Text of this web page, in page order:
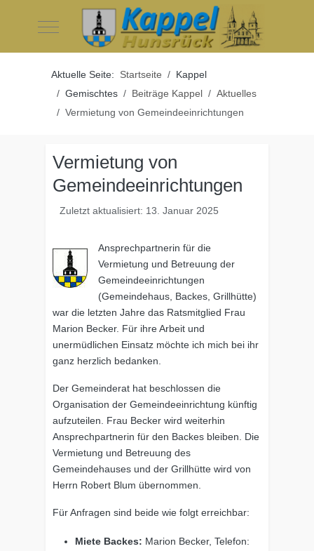
Mobile Menu Toggle
Aktuelle Seite: Startseite
Kappel
Gemischtes
Beiträge Kappel
Aktuelles
Vermietung von Gemeindeeinrichtungen
Vermietung von
Gemeindeeinrichtungen
Zuletzt aktualisiert: 13. Januar 2025
Ansprechpartnerin für die
Vermietung und Betreuung der
Gemeindeeinrichtungen
(Gemeindehaus, Backes, Grillhütte)
war die letzten Jahre das Ratsmitglied Frau
Marion Becker. Für ihre Arbeit und
unermüdlichen Einsatz möchte ich mich bei ihr
ganz herzlich bedanken.
Der Gemeinderat hat beschlossen die
Organisation der Gemeindeeinrichtung künftig
aufzuteilen. Frau Becker wird weiterhin
Ansprechpartnerin für den Backes bleiben. Die
Vermietung und Betreuung des
Gemeindehauses und der Grillhütte wird von
Herrn Robert Blum übernommen.
Für Anfragen sind beide wie folgt erreichbar:
Miete Backes: Marion Becker, Telefon: